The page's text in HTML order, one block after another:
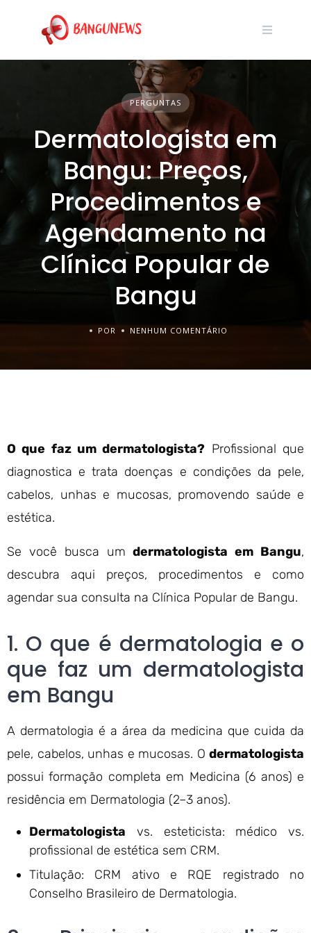
PERGUNTAS
Dermatologista em
Bangu: Preços,
Procedimentos e
Agendamento na
Clínica Popular de
Bangu
POR NENHUM COMENTÁRIO
O que faz um dermatologista? Profissional que
diagnostica e trata doenças e condições da pele,
cabelos, unhas e mucosas, promovendo saúde e
estética.
Se você busca umdermatologista em Bangu,
descubra aqui preços, procedimentos e como
agendar sua consulta na Clínica Popular de Bangu.
1. O que é dermatologia e o
que faz um dermatologista
em Bangu
A dermatologia é a área da medicina que cuida da
pele, cabelos, unhas e mucosas. O dermatologista
possui formação completa em Medicina (6 anos) e
residência em Dermatologia (2–3 anos).
Dermatologista vs. esteticista: médico vs.
profissional de estética sem CRM.
Titulação: CRM ativo e RQE registrado no
Conselho Brasileiro de Dermatologia.